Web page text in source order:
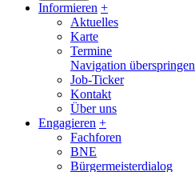
Informieren +
Aktuelles
Karte
Termine
Navigation überspringen
Job-Ticker
Kontakt
Über uns
Engagieren +
Fachforen
BNE
Bürgermeisterdialog